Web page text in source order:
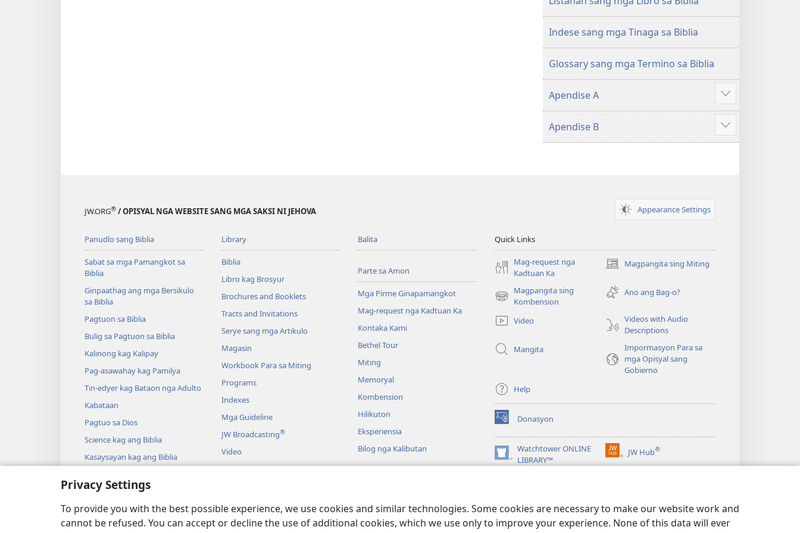
Privacy Settings
To provide you with the best possible experience, we use cookies and similar technologies. Some cookies are necessary to make our website work and
cannot be refused. You can accept or decline the use of additional cookies, which we use only to improve your experience. None of this data will ever
Indese sang mga Tinaga sa Biblia
Glossary sang mga Termino sa Biblia
Apendise A
Ipakita
ang
iban
pa
Apendise B
Ipakita
ang
JW.ORG® / OPISYAL NGA WEBSITE SANG MGA SAKSI NI JEHOVA Appearance Settings
Panudlo sang Biblia
Sabat sa mga Pamangkot sa
Biblia
Ginpaathag ang mga Bersikulo
sa Biblia
Pagtuon sa Biblia
Bulig sa Pagtuon sa Biblia
Kalinong kag Kalipay
Pag-asawahay kag Pamilya
Tin-edyer kag Bataon nga Adulto
Kabataan
Pagtuo sa Dios
Science kag ang Biblia
Kasaysayan kag ang Biblia
Library
Biblia
Libro kag Brosyur
Brochures and Booklets
Tracts and Invitations
Serye sang mga Artikulo
Magasin
Workbook Para sa Miting
Programs
Indexes
Mga Guideline
JW Broadcasting®
Video
Musika
Gindrama nga Pagbasa sa Biblia
Balita
Parte sa Amon
Mga Pirme Ginapamangkot
Mag-request nga Kadtuan Ka
Kontaka Kami
Bethel Tour
Miting
Memoryal
Kombension
Hilikuton
Eksperiensia
Bilog nga Kalibutan
Quick Links
Mag-request nga
Kadtuan Ka
Magpangita sing Miting
(opens
window)
Magpangita sing
Kombension
(opens
window)
Ano ang Bag-o?
Video
Videos with Audio
Descriptions
Mangita
Impormasyon Para sa
mga Opisyal sang
Gobierno
Help
Donasyon
(opens
new
window)Watchtower ONLINE
LIBRARY™
(opens
JW Hub®
(opens
new